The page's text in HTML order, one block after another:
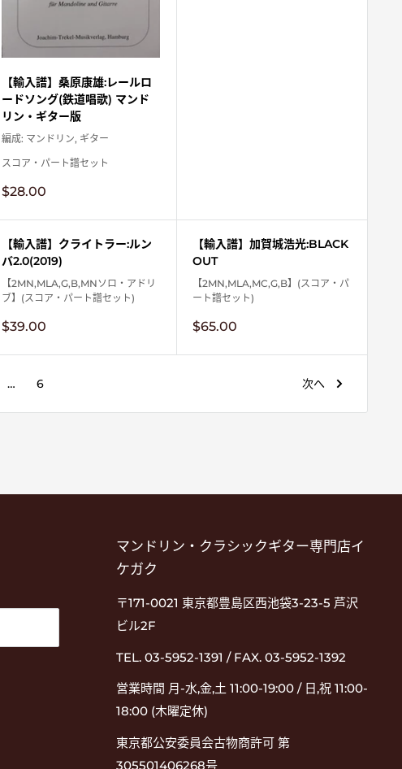
【輸入譜】桑原康雄:レールロ
ードソング(鉄道唱歌) マンド
リン・ギター版
編成: マンドリン, ギター
スコア・パート譜セット
販
価
$28.00
【輸入譜】クライトラー:ルン
バ2.0(2019)
【2MN,MLA,G,B,MNソロ・アドリ
ブ】(スコア・パート譜セット)
販
価
$39.00
【輸入譜】加賀城浩光:BLACK
OUT
【2MN,MLA,MC,G,B】(スコア・パ
ート譜セット)
販
価
$65.00
… 6 次へ
マンドリン・クラシックギター専門店イ
ケガク
〒171-0021 東京都豊島区西池袋3-23-5 芦沢
ビル2F
TEL. 03-5952-1391 / FAX. 03-5952-1392
営業時間 月-水,金,土 11:00-19:00 / 日,祝 11:00-
18:00 (木曜定休)
東京都公安委員会古物商許可 第
305501406268号